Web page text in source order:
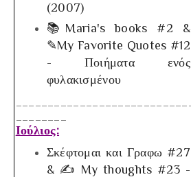
(2007)
📚Maria's books #2 &
✎My Favorite Quotes #12
- Ποιήματα ενός
φυλακισμένου
Ιούλιος:
Σκέφτομαι και Γραφω #27
& ✍ My thoughts #23 -